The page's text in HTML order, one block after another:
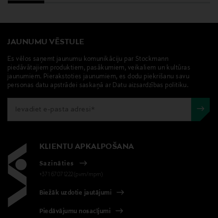
JAUNUMU VĒSTULE
Es vēlos saņemt jaunumu komunikāciju par Stockmann
piedāvātajiem produktiem, pasākumiem, veikaliem un kultūras
jaunumiem. Pierakstoties jaunumiem, es dodu piekrišanu savu
personas datu apstrādei saskaņā ar Datu aizsardzības politiku.
KLIENTU APKALPOŠANA
Sazināties
+371 67071222(pvm/mpm)
Biežāk uzdotie jautājumi
Piedāvājumu nosacījumi